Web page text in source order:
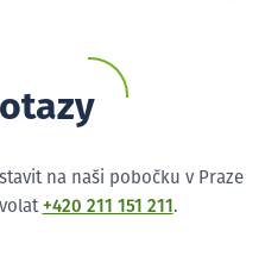
na naši pobočku v Praze
+420 211 151 211 .